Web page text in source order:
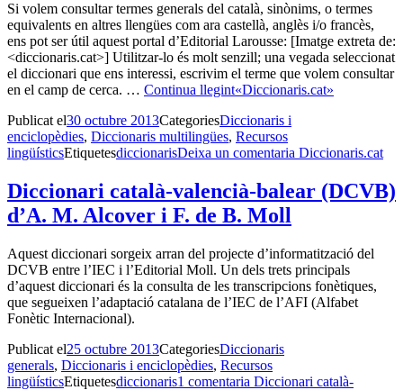
Si volem consultar termes generals del català, sinònims, o termes
equivalents en altres llengües com ara castellà, anglès i/o francès,
ens pot ser útil aquest portal d’Editorial Larousse: [Imatge extreta de:
<diccionaris.cat>] Utilitzar-lo és molt senzill; una vegada seleccionat
el diccionari que ens interessi, escrivim el terme que volem consultar
en el camp de cerca. … Continua llegint«Diccionaris.cat»
Publicat el30 octubre 2013CategoriesDiccionaris i
enciclopèdies, Diccionaris multilingües, Recursos
lingüísticsEtiquetesdiccionarisDeixa un comentaria Diccionaris.cat
Diccionari català-valencià-balear (DCVB)
d’A. M. Alcover i F. de B. Moll
Aquest diccionari sorgeix arran del projecte d’informatització del
DCVB entre l’IEC i l’Editorial Moll. Un dels trets principals
d’aquest diccionari és la consulta de les transcripcions fonètiques,
que segueixen l’adaptació catalana de l’IEC de l’AFI (Alfabet
Fonètic Internacional).
Publicat el25 octubre 2013CategoriesDiccionaris
generals, Diccionaris i enciclopèdies, Recursos
lingüísticsEtiquetesdiccionaris1 comentaria Diccionari català-